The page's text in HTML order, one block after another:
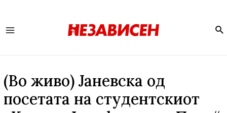
(Во живо) Јаневска од
посетата на студентскиот